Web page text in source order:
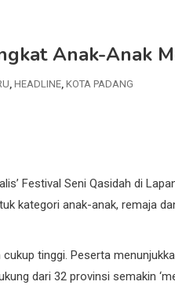
Anak-Anak
, HEADLINE, KOTA PADANG
Festival Seni Qasidah di
kategori anak-anak, remaja
tinggi. Peserta
dari 32 provinsi semakin